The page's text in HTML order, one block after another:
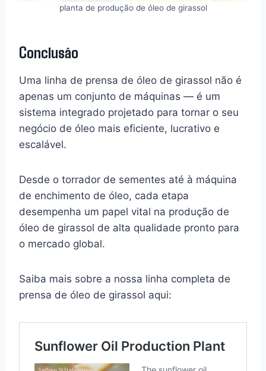
planta de produção de óleo de girassol
Conclusão
Uma linha de prensa de óleo de girassol não é
apenas um conjunto de máquinas — é um
sistema integrado projetado para tornar o seu
negócio de óleo mais eficiente, lucrativo e
escalável.
Desde o torrador de sementes até à máquina
de enchimento de óleo, cada etapa
desempenha um papel vital na produção de
óleo de girassol de alta qualidade pronto para
o mercado global.
Saiba mais sobre a nossa linha completa de
prensa de óleo de girassol aqui: